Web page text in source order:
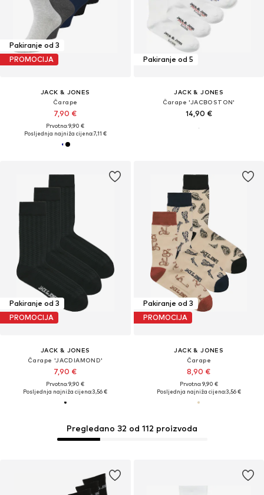
Pakiranje od 3
PROMOCIJA
JACK & JONES
Čarape
7,90 €
Prvotno: 9,90 €
Posljednja najniža cijena:7,11 €
Pakiranje od 5
JACK & JONES
Čarape 'JACBOSTON'
14,90 €
Pakiranje od 3
PROMOCIJA
JACK & JONES
Čarape 'JACDIAMOND'
7,90 €
Prvotno: 9,90 €
Posljednja najniža cijena:3,56 €
Pakiranje od 3
PROMOCIJA
JACK & JONES
Čarape
8,90 €
Prvotno: 9,90 €
Posljednja najniža cijena:3,56 €
Pregledano 32 od 112 proizvoda